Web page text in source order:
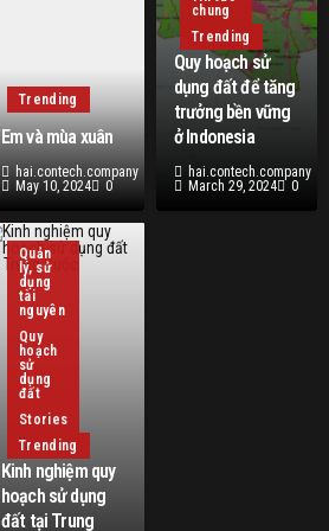
Trending
Em và mùa xuân
hai.contech.company
May 10, 2024
0
chung
Trending
Quy hoạch sử
dụng đất để tăng
trưởng bền vững
ở Indonesia
hai.contech.company
March 29, 2024
0
Quản
lý, sử
dụng
tài
nguyên
Quy
hoạch
sử
dụng
đất
Stories
Trending
Kinh nghiệm quy
hoạch sử dụng
đất tại Trung